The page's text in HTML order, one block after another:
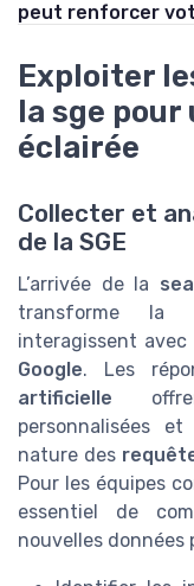
peut renforcer
Exploiter
la sge pour
éclairée
Collecter et
de la SGE
L’arrivée de la
transforme
interagissent avec
Google. Les
artificielle
personnalisées
nature des
Pour les équipes
essentiel de
nouvelles